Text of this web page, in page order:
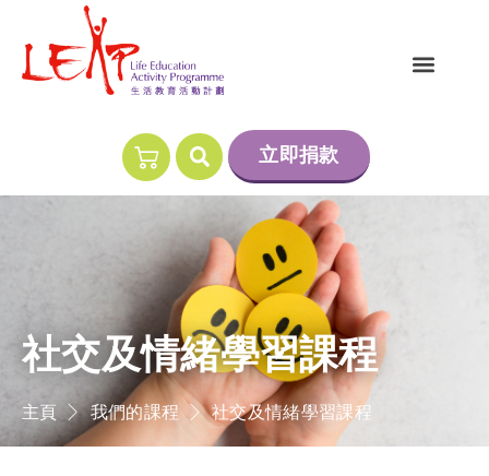
立即捐款
社交及情緒學習課程
主頁 我們的課程 社交及情緒學習課程